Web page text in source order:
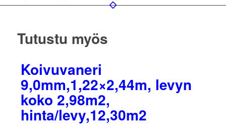
Tutustu myös
Koivuvaneri
9,0mm,1,22×2,44m, levyn
koko 2,98m2,
hinta/levy,12,30m2